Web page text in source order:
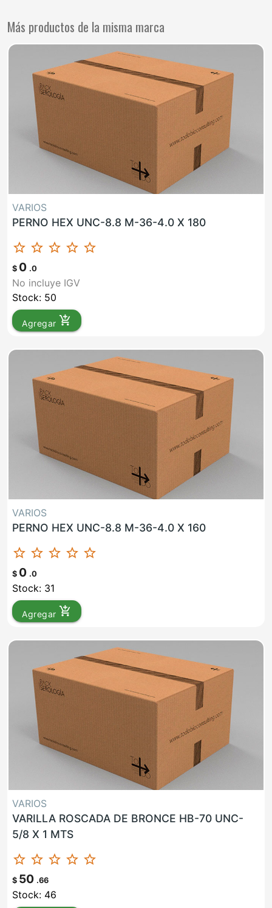
Más productos de la misma marca
VARIOS
PERNO HEX UNC-8.8 M-36-4.0 X 180
star_border star_border star_border star_border star_border
$ 0 .0
No incluye IGV
Stock: 50
Agregar add_shopping_cart
VARIOS
PERNO HEX UNC-8.8 M-36-4.0 X 160
star_border star_border star_border star_border star_border
$ 0 .0
Stock: 31
Agregar add_shopping_cart
VARIOS
VARILLA ROSCADA DE BRONCE HB-70 UNC-
5/8 X 1 MTS
star_border star_border star_border star_border star_border
$ 50 .66
Stock: 46